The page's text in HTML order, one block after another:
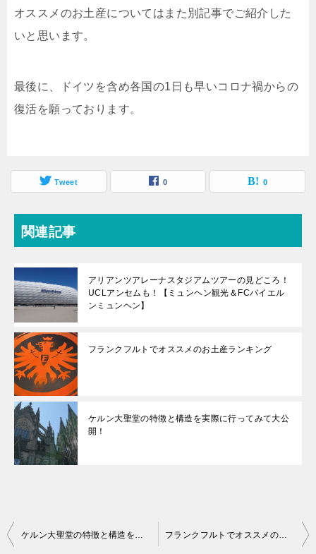
オススメのお土産についてはまた別記事でご紹介した
いと思います。
最後に、ドイツを含め各国の1日も早いコロナ禍からの
復活を願っております。
Tweet 0 0
関連記事
アリアンツアレーナスタジアムツアーの見どころ！
UCLアンセムも！【ミュンヘン観光＆FCバイエル
ンミュンヘン】
フランクフルトでオススメのお土産ランキング
ケルン大聖堂の特徴と構造を実際に行ってみて大公
開！
投